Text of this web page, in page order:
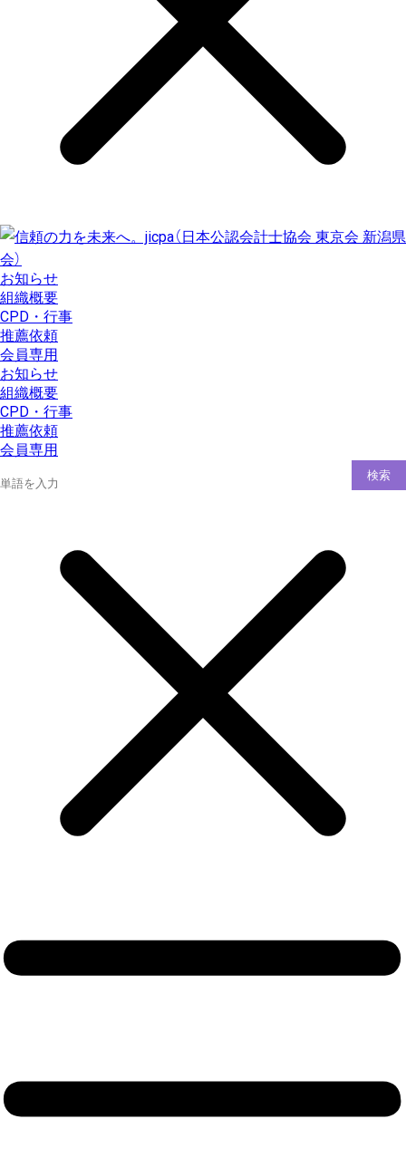
お知らせ
組織概要
CPD・行事
推薦依頼
会員専用
お知らせ
組織概要
CPD・行事
推薦依頼
会員専用